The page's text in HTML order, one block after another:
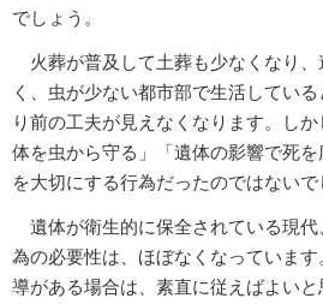
でしょう。
火葬が普及して土葬も少なくなり、
く、虫が少ない都市部で生活してい
り前の工夫が見えなくなります。し
体を虫から守る」「遺体の影響で死
を大切にする行為だったのではないで
遺体が衛生的に保全されている現代
為の必要性は、ほぼなくなっていま
導がある場合は、素直に従えばよい